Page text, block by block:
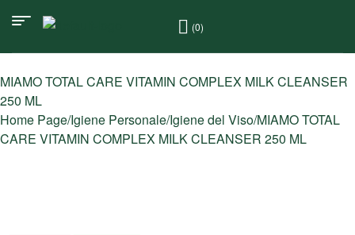
(0)
MIAMO TOTAL CARE VITAMIN COMPLEX MILK CLEANSER
250 ML
Home Page/Igiene Personale/Igiene del Viso/MIAMO TOTAL
CARE VITAMIN COMPLEX MILK CLEANSER 250 ML